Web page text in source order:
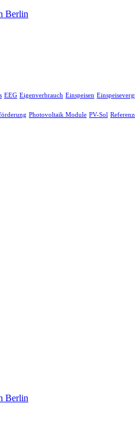
Berlin
EEG Eigenverbrauch Einspeisen
Photovoltaik Module PV-Sol
Berlin